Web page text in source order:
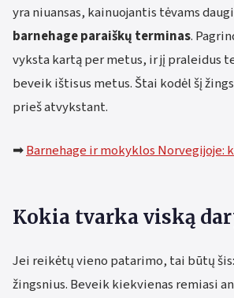
yra niuansas, kainuojantis tėvams
barnehage paraiškų terminas.
vyksta kartą per metus, ir jį praleidus
beveik ištisus metus. Štai kodėl šį
prieš atvykstant.
➡Barnehage ir mokyklos Norvegijoje:
Kokia tvarka viską
Jei reikėtų vieno patarimo, tai būtų
žingsnius. Beveik kiekvienas remiasi